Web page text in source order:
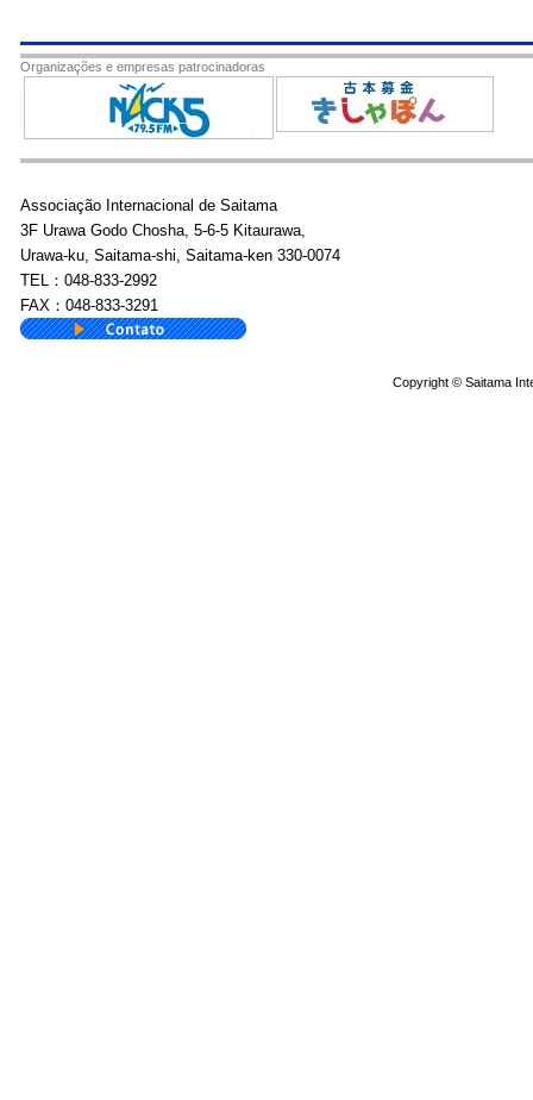
Organizações e empresas patrocinadoras
Associação Internacional de Saitama
3F Urawa Godo Chosha, 5-6-5 Kitaurawa,
Urawa-ku, Saitama-shi, Saitama-ken 330-0074
TEL：048-833-2992
FAX：048-833-3291
Copyright © Saitama